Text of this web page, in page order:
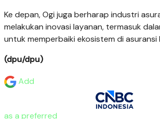
Ke depan, Ogi juga berharap industri
melakukan inovasi layanan, termasuk
untuk memperbaiki ekosistem di asuransi
(dpu/dpu)
Add
as a preferred